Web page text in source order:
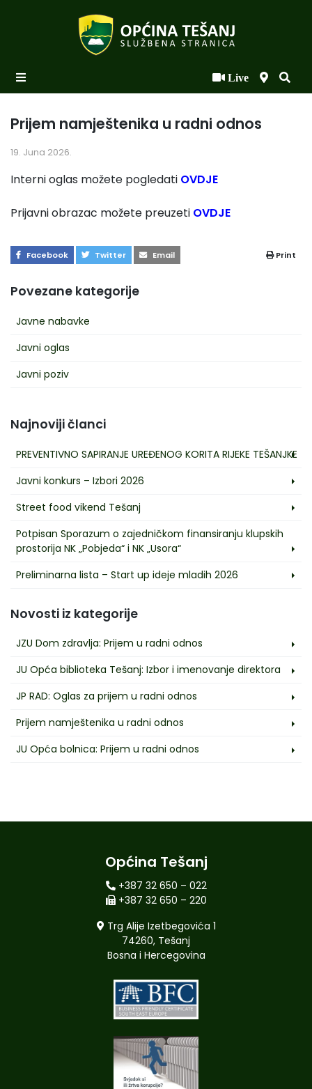
Live
Novosti po kategorijama
Podaci o Općini
Biznis
Uprava
Povezane kategorije
Javne nabavke
Javni oglas
Javni poziv
Prijem namještenika u radni odnos
19. Juna 2026.
Interni oglas možete pogledati OVDJE
Prijavni obrazac možete preuzeti OVDJE
Facebook Twitter Email Print
Najnoviji članci
PREVENTIVNO SAPIRANJE UREĐENOG KORITA RIJEKE TEŠANJKE
Javni konkurs – Izbori 2026
Street food vikend Tešanj
Potpisan Sporazum o zajedničkom finansiranju klupskih
prostorija NK „Pobjeda“ i NK „Usora“
Preliminarna lista – Start up ideje mladih 2026
Novosti iz kategorije
JZU Dom zdravlja: Prijem u radni odnos
JU Opća biblioteka Tešanj: Izbor i imenovanje direktora
JP RAD: Oglas za prijem u radni odnos
Prijem namještenika u radni odnos
JU Opća bolnica: Prijem u radni odnos
Općina Tešanj
+387 32 650 – 022
+387 32 650 – 220
Trg Alije Izetbegovića 1
74260, Tešanj
Bosna i Hercegovina